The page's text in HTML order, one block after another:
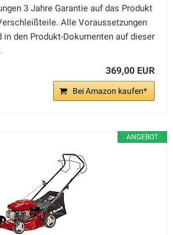
3 Jahre Garantie auf das Produkt
Alle Voraussetzungen
in den Produkt-Dokumenten auf dieser
369,00 EUR
Bei Amazon kaufen*
ANGEBOT